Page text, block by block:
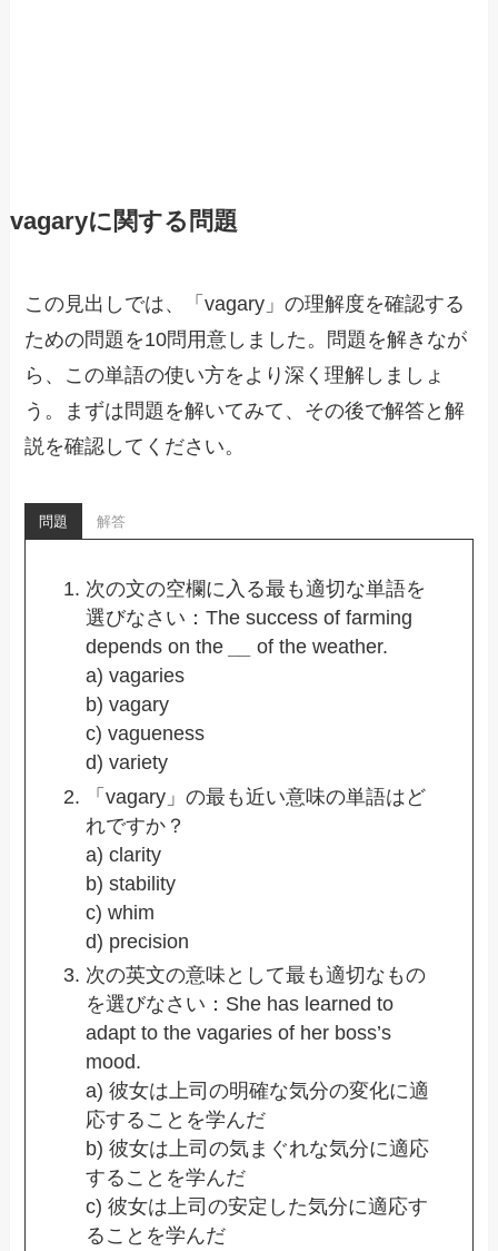
vagaryに関する問題
この見出しでは、「vagary」の理解度を確認する
ための問題を10問用意しました。問題を解きなが
ら、この単語の使い方をより深く理解しましょ
う。まずは問題を解いてみて、その後で解答と解
説を確認してください。
問題 解答
次の文の空欄に入る最も適切な単語を
選びなさい：The success of farming
depends on the
of the weather.
a) vagaries
b) vagary
c) vagueness
d) variety
「vagary」の最も近い意味の単語はど
れですか？
a) clarity
b) stability
c) whim
d) precision
次の英文の意味として最も適切なもの
を選びなさい：She has learned to
adapt to the vagaries of her boss’s
mood.
a) 彼女は上司の明確な気分の変化に適
応することを学んだ
b) 彼女は上司の気まぐれな気分に適応
することを学んだ
c) 彼女は上司の安定した気分に適応す
ることを学んだ